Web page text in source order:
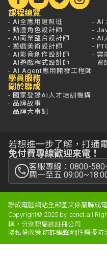
課程總覽
- AI全應用證照班
- 動漫角色設計師
- AI商業整合設計師
- 遊戲美術設計師
- AI影音創作設計師
- AI遊戲程式設計師
- AI Agent應用開發工程師
- AI
-
- AI
-
- 雲
- 資
學員服務
關於聯成
- 國家登錄AI人才培訓機構
- 品牌故事
- 品牌大事記
若想進一步了解，打通
免付費專線歡迎來電！
客服專線：0800-
周一至五
聯成電腦網站全部圖文係屬聯成
Copyright© 2025 by lccnet.all
稱，分別隸屬該註冊公司
隱私權政策|防詐騙聲明|性騷擾防